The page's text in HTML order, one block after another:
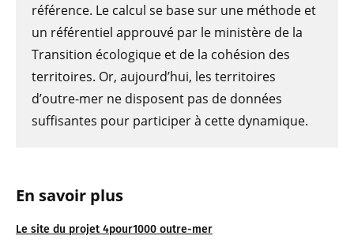
En savoir plus
Le site du projet 4pour1000 outre-mer
référence. Le calcul se base sur une méthode et
un référentiel approuvé par le ministère de la
Transition écologique et de la cohésion des
territoires. Or, aujourd’hui, les territoires
d’outre-mer ne disposent pas de données
suffisantes pour participer à cette dynamique.